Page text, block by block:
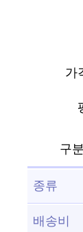
가
구분
종류
배송비